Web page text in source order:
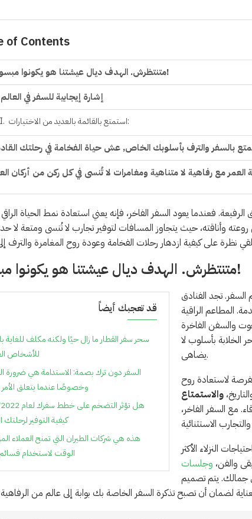
of Contents
متنتظرش. الهدف ديال عيشتنا هو يكونوا مبسوطين!
إشارة إيجابية للسفر في
استمتع بالقائمة بالعديد من الاختيارات:
بالسفر والترف بأسلوبك الخاص, عش حياة الفخامة في رحلتك
العمر مع رفاهية لا متناهية ومغامرات لا تُنسى في كل ركن من أركان
الرفيعة. فعندما يعود السفر الفاخر، فإنه يعني استعادة نمط الحياة
وأناقته، حيث يتجاوز المسافات لتوفير تجارب لا تُنسى ومتعة لا
متنتظرش. الهدف ديال عيشتنا هو يكونوا مبسوطين!
قد تعجبك أيضاً
سحر سفر القطار ما زال حيًا ولكنه مكلف للغاية
للأشخاص
السفر دون ترك بصمة: الاستدامة هي ضرورة
وخصوصًا عندما يتعلق الأمر
كيفية التوفير لرحلتك
هذه هي شركات الطيران التي تمنح العملاء
الوقت لاستخدام
السفر. تجد الفنادق
المطاعم الراقية
والسفن الفاخرة
الخلابة بأسلوب لا
يضاهى.
لاستعادة روح
والاستمتاع
مع السفر الفاخر،
النزلاء الأكثر
والفن، وجلسات
جمالك. يتم تصميم